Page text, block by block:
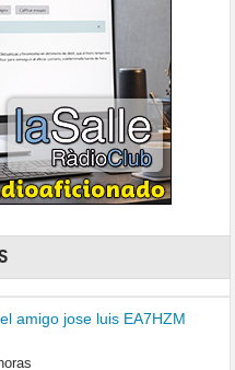
amigo jose luis EA7HZM